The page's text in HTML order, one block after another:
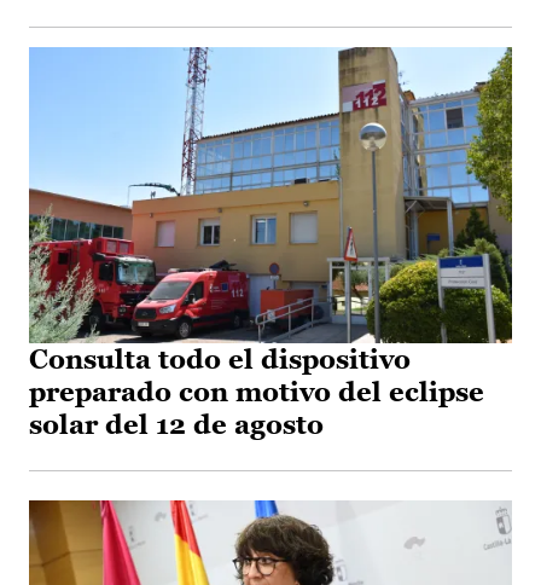
Consulta todo el dispositivo
preparado con motivo del eclipse
solar del 12 de agosto